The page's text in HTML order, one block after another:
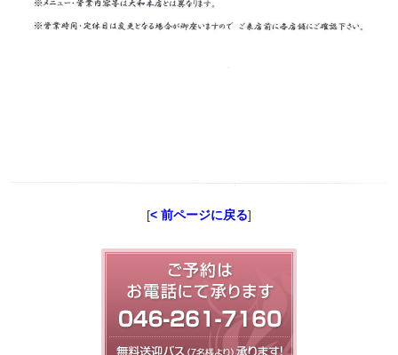
[< 前ページに戻る]